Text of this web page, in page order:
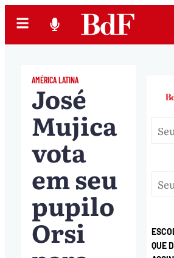
AMÉRICA LATINA
José
Mujica
vota
em seu
pupilo
Orsi
QUE